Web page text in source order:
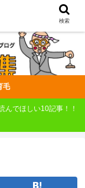
毛
んでほしい10記事！！
検索